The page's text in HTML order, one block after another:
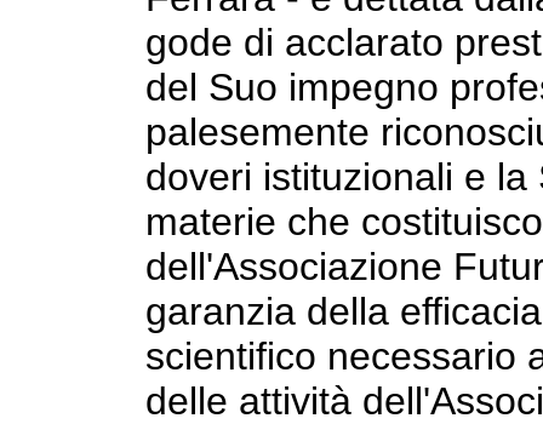
gode di acclarato
del Suo impegno
palesemente
doveri istituzionali e
materie che
dell'Associazione
garanzia della
scientifico necessario
delle attività